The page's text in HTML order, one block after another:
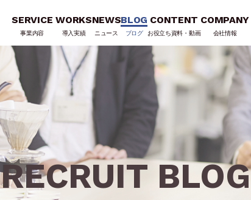
SERVICE
事業内容
WORKS
導入実績
NEWS
ニュース
BLOG
ブログ
CONTENT
お役立ち資料・動画
COMPANY
会社情報
RECRUIT BLOG